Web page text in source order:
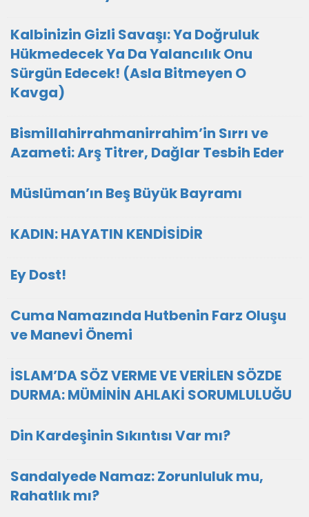
Kalbinizin Gizli Savaşı: Ya Doğruluk
Hükmedecek Ya Da Yalancılık Onu
Sürgün Edecek! (Asla Bitmeyen O
Kavga)
Bismillahirrahmanirrahim’in Sırrı ve
Azameti: Arş Titrer, Dağlar Tesbih Eder
Müslüman’ın Beş Büyük Bayramı
KADIN: HAYATIN KENDİSİDİR
Ey Dost!
Cuma Namazında Hutbenin Farz Oluşu
ve Manevi Önemi
İSLAM’DA SÖZ VERME VE VERİLEN SÖZDE
DURMA: MÜMİNİN AHLAKİ SORUMLULUĞU
Din Kardeşinin Sıkıntısı Var mı?
Sandalyede Namaz: Zorunluluk mu,
Rahatlık mı?